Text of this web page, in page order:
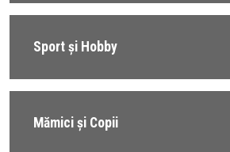
Sport și Hobby
Mămici și Copii